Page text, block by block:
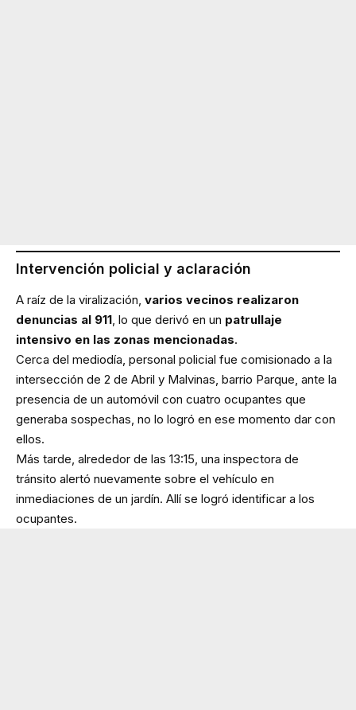
Intervención policial y aclaración
A raíz de la viralización, varios vecinos realizaron
denuncias al 911, lo que derivó en un patrullaje
intensivo en las zonas mencionadas.
Cerca del mediodía, personal policial fue comisionado a la
intersección de 2 de Abril y Malvinas, barrio Parque, ante la
presencia de un automóvil con cuatro ocupantes que
generaba sospechas, no lo logró en ese momento dar con
ellos.
Más tarde, alrededor de las 13:15, una inspectora de
tránsito alertó nuevamente sobre el vehículo en
inmediaciones de un jardín. Allí se logró identificar a los
ocupantes.